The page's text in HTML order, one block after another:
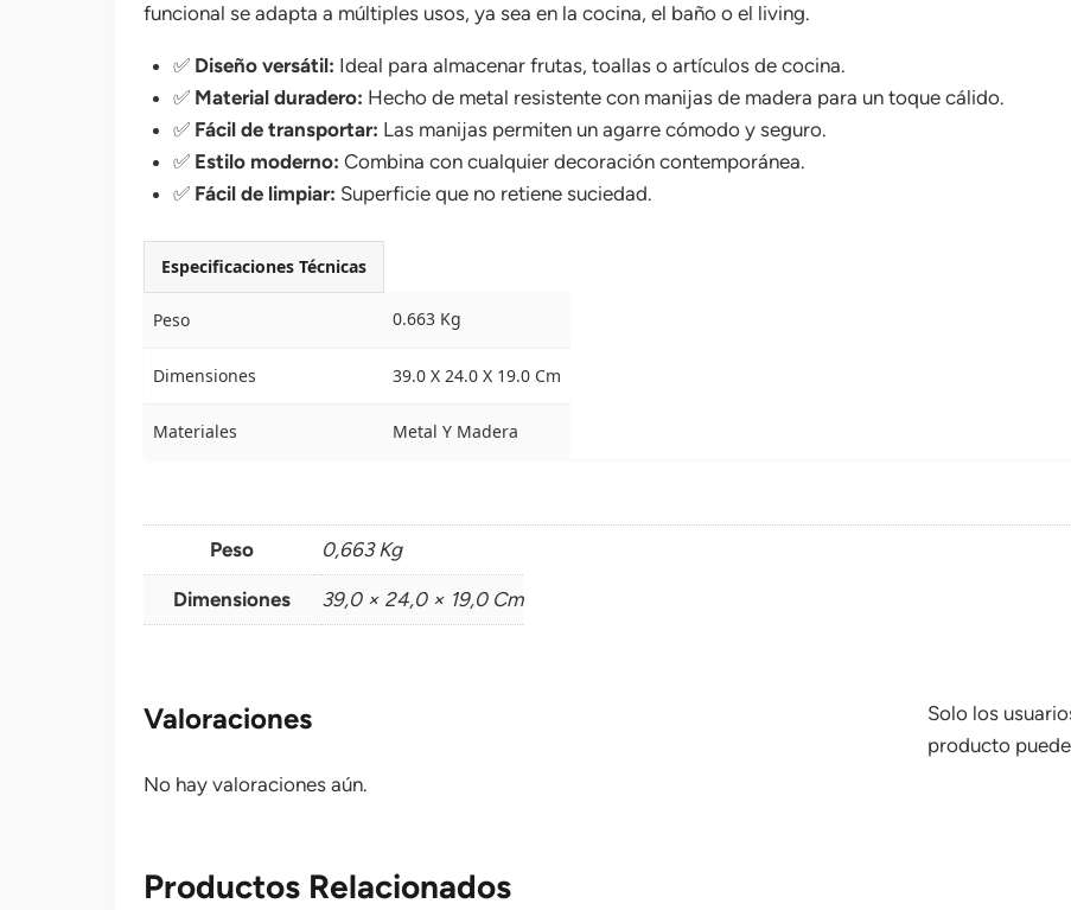
funcional se adapta a múltiples usos, ya sea en la cocina, el baño o el living.
✅ Diseño versátil: Ideal para almacenar frutas, toallas o artículos de cocina.
✅ Material duradero: Hecho de metal resistente con manijas de madera para un toque cálido.
✅ Fácil de transportar: Las manijas permiten un agarre cómodo y seguro.
✅ Estilo moderno: Combina con cualquier decoración contemporánea.
✅ Fácil de limpiar: Superficie que no retiene suciedad.
Especificaciones Técnicas
Peso 0.663 Kg
Dimensiones 39.0 X 24.0 X 19.0 Cm
Materiales Metal Y Madera
Peso 0,663 Kg
Dimensiones 39,0 × 24,0 × 19,0 Cm
Valoraciones
No hay valoraciones aún.
Solo los
producto
Productos Relacionados